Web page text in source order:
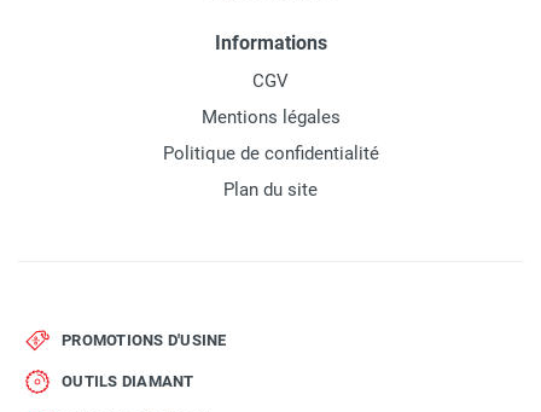
Informations
CGV
Mentions légales
Politique de confidentialité
Plan du site
PROMOTIONS D'USINE
OUTILS DIAMANT